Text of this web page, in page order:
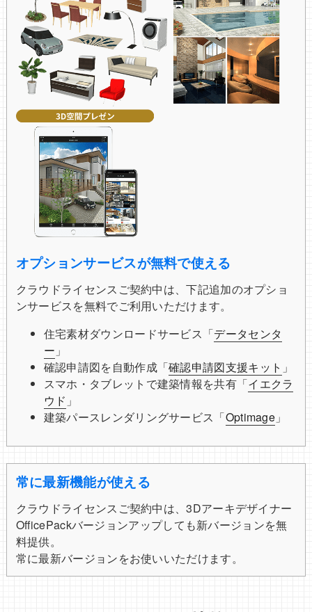
オプションサービスが無料で使える
クラウドライセンスご契約中は、下記追加のオプショ
ンサービスを無料でご利用いただけます。
住宅素材ダウンロードサービス「データセンタ
ー 」
確認申請図を自動作成「確認申請図支援キット 」
スマホ・タブレットで建築情報を共有「イエクラ
ウド 」
建築パースレンダリングサービス「Optimage 」
常に最新機能が使える
クラウドライセンスご契約中は、3Dアーキデザイナー
OfficePackバージョンアップしても新バージョンを無
料提供。
常に最新バージョンをお使いいただけます。